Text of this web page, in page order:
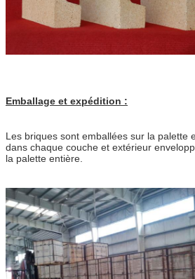
Emballage et expédition :
Les briques sont emballées sur la palette
dans chaque couche et extérieur
la palette entière.